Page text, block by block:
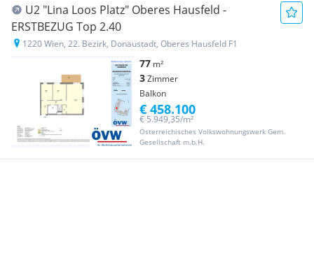
U2 "Lina Loos Platz" Oberes Hausfeld -
ERSTBEZUG Top 2.40
1220 Wien, 22. Bezirk, Donaustadt, Oberes Hausfeld F1
77 m²
3Zimmer
Balkon
Österreichisches Volkswohnungswerk Gem.
Gesellschaft m.b.H.
€ 5.949,35/m²
€ 458.100